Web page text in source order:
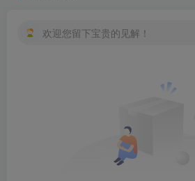
欢迎您留下宝贵的见解！